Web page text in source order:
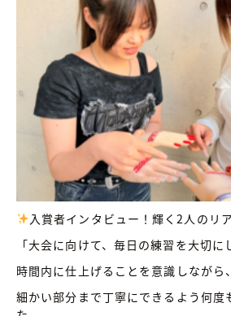
入賞者インタビュー！輝く2人のリ
「大会に向けて、毎日の練習を大切に
時間内に仕上げることを意識しながら、
細かい部分まで丁寧にできるよう何度